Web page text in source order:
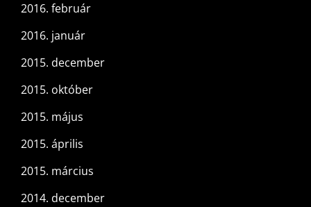
2016. február
2016. január
2015. december
2015. október
2015. május
2015. április
2015. március
2014. december